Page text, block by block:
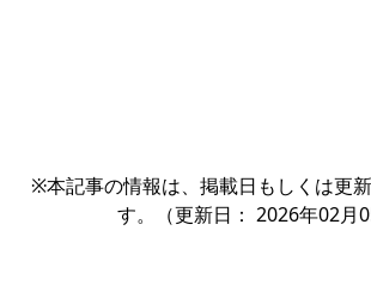
※本記事の情報は、掲載日もしくは更
す。（更新日： 2026年02月